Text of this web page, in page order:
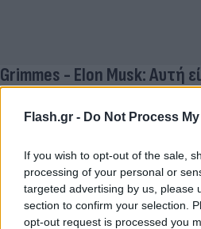
Flash.gr - Do Not Process
If you wish to opt-out of the sale,
processing of your personal or
targeted advertising by us, please
section to confirm your selection.
opt-out request is processed you
Grimmes - Elon Musk: Αυτή
του Elon Musk
25.09.2021 13:53